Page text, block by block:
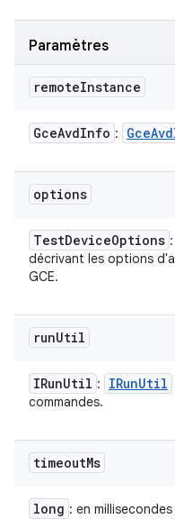
Paramètres
remoteInstance
GceAvdInfo : GceAvd
options
TestDeviceOptions :
décrivant les options
GCE.
runUtil
IRunUtil : IRunUtil
commandes.
timeoutMs
long : en